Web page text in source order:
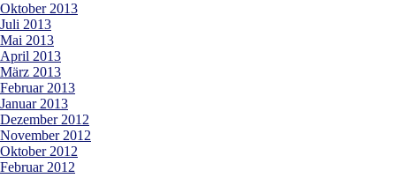
Oktober 2013
Juli 2013
Mai 2013
April 2013
März 2013
Februar 2013
Januar 2013
Dezember 2012
November 2012
Oktober 2012
Februar 2012